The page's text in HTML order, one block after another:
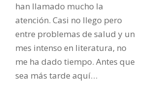
han llamado mucho la
atención. Casi no llego pero
entre problemas de salud y un
mes intenso en literatura, no
me ha dado tiempo. Antes que
sea más tarde aquí…